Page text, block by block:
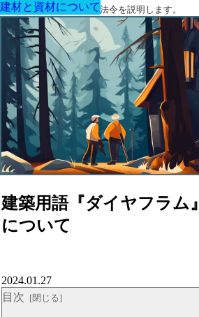
建築に関する用語と関連法令を説明します。
建築用語『ダイヤフラム』
について
建材と資材について
2024.01.27
目次
建材と資材について
建材と資材について
建材と資材について
建材と資材について
建材と資材について
建材と資材について